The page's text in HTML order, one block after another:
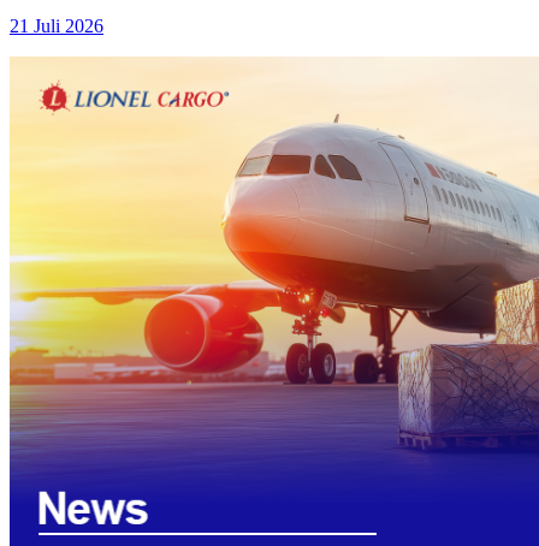
21 Juli 2026